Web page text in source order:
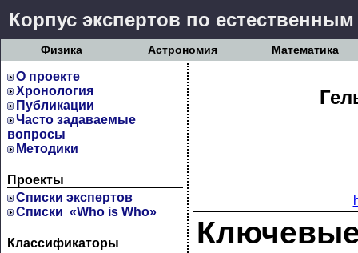
Корпус экспертов по
Физика Астрономия Математика
О проекте
Хронология
Публикации
Часто задаваемые
вопросы
Методики
Проекты
Cписки экспертов
Списки «Who is Who»
Классификаторы